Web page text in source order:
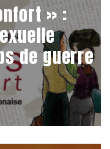
» :
de guerre